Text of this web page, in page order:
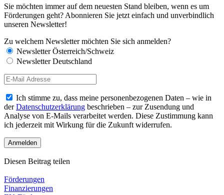
Sie möchten immer auf dem neuesten Stand bleiben, wenn es um
Förderungen geht? Abonnieren Sie jetzt einfach und unverbindlich
unseren Newsletter!
Zu welchem Newsletter möchten Sie sich anmelden?
Newsletter Österreich/Schweiz
Newsletter Deutschland
Ich stimme zu, dass meine personenbezogenen Daten – wie in
derDatenschutzerklärung beschrieben – zur Zusendung und
Analyse von E-Mails verarbeitet werden. Diese Zustimmung kann
ich jederzeit mit Wirkung für die Zukunft widerrufen.
Diesen Beitrag teilen
Förderungen
Finanzierungen